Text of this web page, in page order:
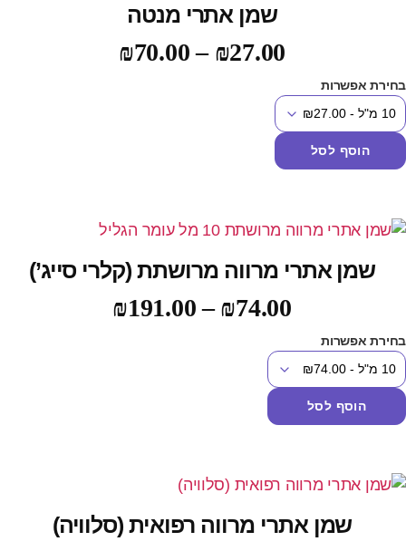
שמן אתרי מנטה
₪27.00
–
₪70.00
אפשרות
הוסף לסל
שמן אתרי מרווה מרושתת (קלרי סייג’)
₪74.00
–
₪191.00
אפשרות
הוסף לסל
שמן אתרי מרווה רפואית (סלוויה)